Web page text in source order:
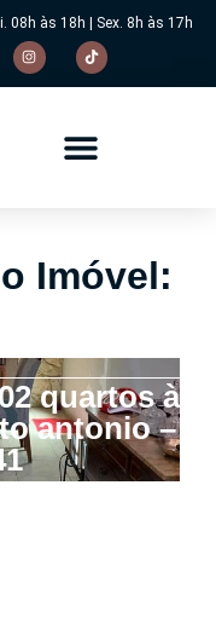
08h às 18h | Sex. 8h às 17h
Imóvel:
quartos à
antonio –